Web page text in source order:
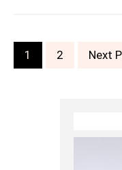
Posts
navigation
1 2 Next